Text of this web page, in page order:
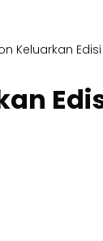
Keluarkan